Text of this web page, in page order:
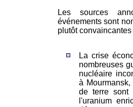
Les sources
événements sont
plutôt
La crise
nombreuses
nucléaire
à
de terre sont
l'uranium